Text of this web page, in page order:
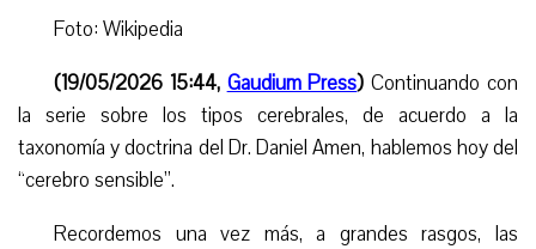
Foto: Wikipedia
(19/05/2026 15:44, Gaudium Press) Continuando con
la serie sobre los tipos cerebrales, de acuerdo a la
taxonomíay doctrina del Dr. Daniel Amen, hablemos hoy del
“cerebro sensible”.
Recordemos una vez más, a grandes rasgos, las